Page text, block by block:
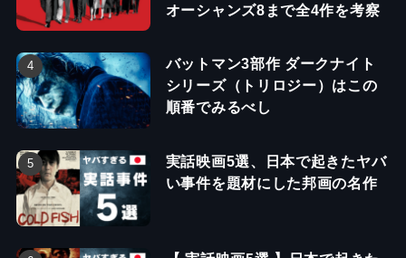
オーシャンズ8まで全4作を考察
バットマン3部作 ダークナイト
シリーズ（トリロジー）はこの
順番でみるべし
実話映画5選、日本で起きたヤバ
い事件を題材にした邦画の名作